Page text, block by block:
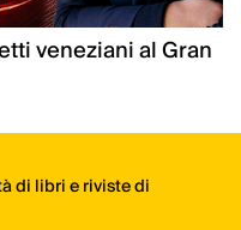
veneziani al Gran
di libri e riviste di